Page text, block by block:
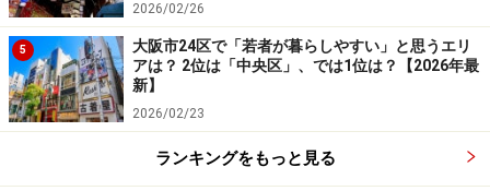
2026/02/26
5
大阪市24区で「若者が暮らしやすい」と思うエリ
アは？ 2位は「中央区」、では1位は？【2026年最
新】
2026/02/23
ランキングをもっと見る